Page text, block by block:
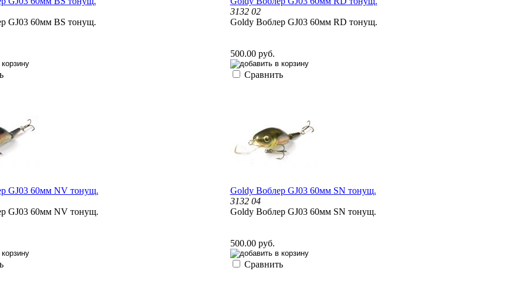
GJ03 60мм BS тонущ.
3132 02
Goldy Воблер GJ03 60мм RD тонущ.
500.00 руб.
Сравнить
GJ03 60мм NV тонущ.
GJ03 60мм NV тонущ.
Goldy Воблер GJ03 60мм SN тонущ.
3132 04
Goldy Воблер GJ03 60мм SN тонущ.
500.00 руб.
Сравнить